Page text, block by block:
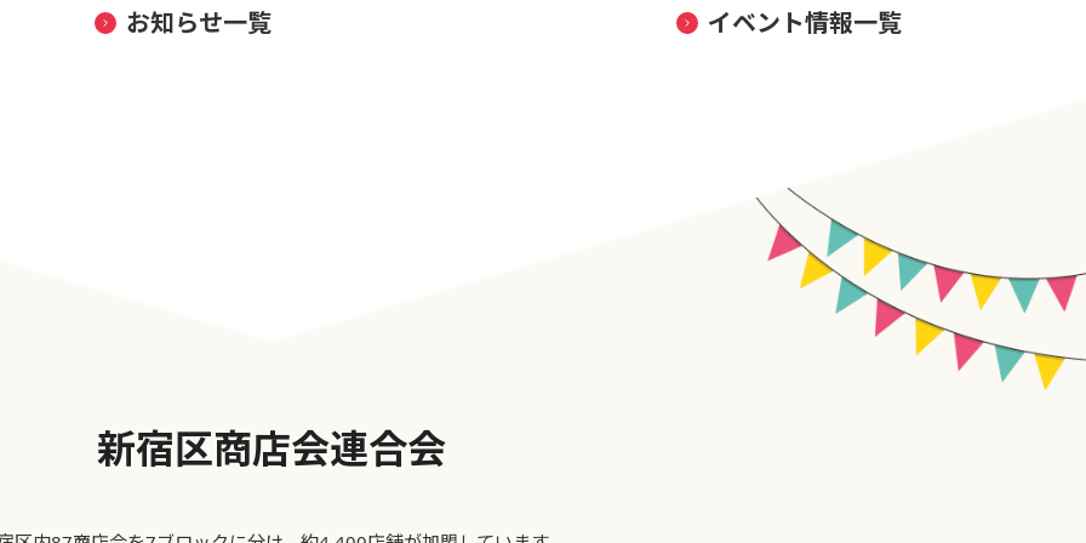
お知らせ一覧 イベント情報一覧
新宿区商店会連合会